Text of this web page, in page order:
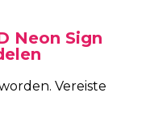
Neon Sign
Vereiste